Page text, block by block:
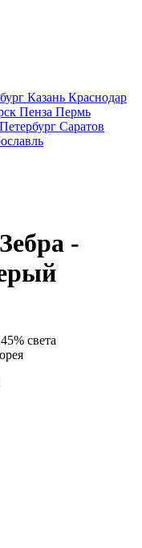
Казань Краснодар
Пенза Пермь
Саратов
-
света